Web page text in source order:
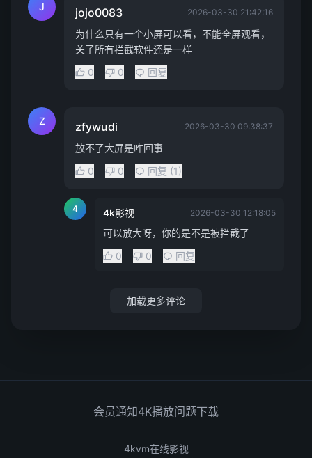
J jojo0083 2026-03-30 21:42:16
为什么只有一个小屏可以看，不能全屏观看，
关了所有拦截软件还是一样
0
0 回复
Z zfywudi 2026-03-30 09:38:37
放不了大屏是咋回事
0
0 回复 (1)
4 4k影视 2026-03-30 12:18:05
可以放大呀，你的是不是被拦截了
0
0 回复
加载更多评论
会员通知4K播放问题下载
4kvm在线影视